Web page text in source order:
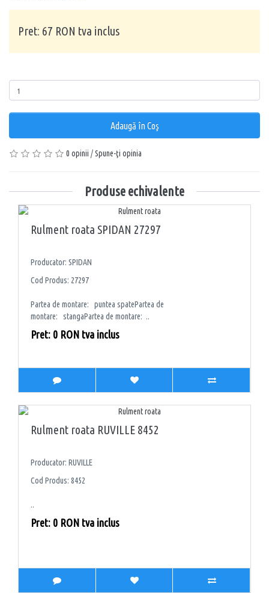
Pret: 67 RON tva inclus
Adaugă în Coş
0 opinii /Spune-ţi opinia
Produse echivalente
Rulment roata SPIDAN 27297
Producator: SPIDAN
Cod Produs: 27297
Partea de montare: puntea spatePartea de
montare: stangaPartea de montare: ..
Pret: 0 RON tva inclus
Rulment roata RUVILLE 8452
Producator: RUVILLE
Cod Produs: 8452
..
Pret: 0 RON tva inclus